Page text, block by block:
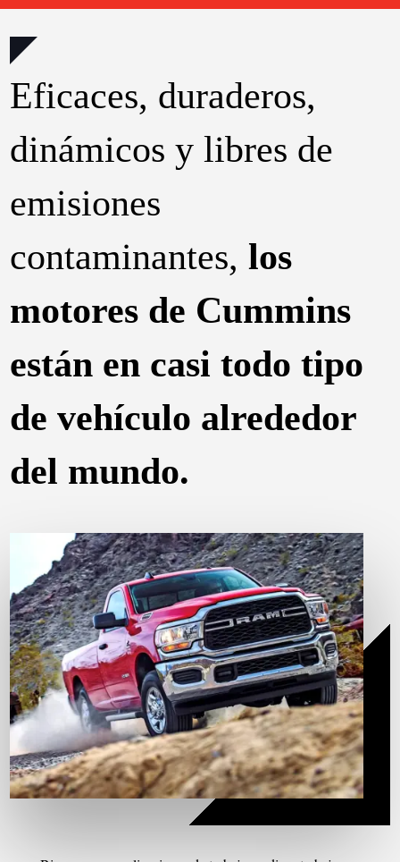
Eficaces, duraderos,
dinámicos y libres de
emisiones
contaminantes, los
motores de Cummins
están en casi todo tipo
de vehículo alrededor
del mundo.